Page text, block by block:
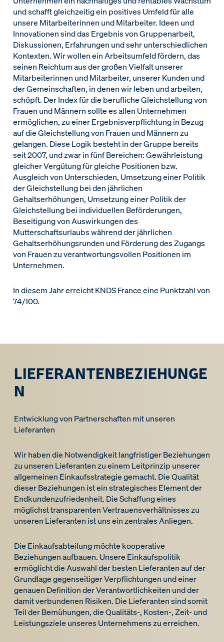
und schafft gleichzeitig ein positives Umfeld für alle
unsere Mitarbeiterinnen und Mitarbeiter. Ideen und
Innovationen sind das Ergebnis von Gruppenarbeit,
Diskussionen, Erfahrungen und sehr unterschiedlichen
Kontexten. Wir wollen ein Arbeitsumfeld fördern, das
seinen Reichtum aus der großen Vielfalt unserer
Mitarbeiterinnen und Mitarbeiter, unserer Kunden und
der Gemeinschaften, in denen wir leben und arbeiten,
schöpft. Der Index für die berufliche Gleichstellung von
Frauen und Männern sollte es allen Unternehmen
ermöglichen, zu einer Ergebnisverpflichtung in Bezug
auf die Gleichstellung von Frauen und Männern zu
gelangen. Diese Logik besteht in der Gruppe bereits
seit 2007, und zwar in fünf Bereichen: Gewährleistung
gleicher Vergütung für gleiche Positionen bzw.
Ausgleich von Unterschieden, Umsetzung einer Politik
der Gleichstellung bei den jährlichen
Gehaltserhöhungen, Umsetzung einer Politik der
Gleichstellung bei individuellen Beförderungen,
Beseitigung von Auswirkungen des
Mutterschaftsurlaubs während der jährlichen
Gehaltserhöhungsrunden und Förderung des Zugangs
von Frauen zu verantwortungsvollen Positionen im
Unternehmen.
In diesem Jahr erreicht KNDS France eine Punktzahl von
74/100.
LIEFERANTENBEZIEHUNGE
N
Entwicklung von Partnerschaften mit unseren
Lieferanten
Wir haben die Notwendigkeit langfristiger Beziehungen
zu unseren Lieferanten zu einem Leitprinzip unserer
allgemeinen Einkaufsstrategie gemacht. Die Qualität
dieser Beziehungen ist ein strategisches Element der
Endkundenzufriedenheit. Die Schaffung eines
möglichst transparenten Vertrauensverhältnisses zu
unseren Lieferanten ist uns ein zentrales Anliegen.
Die Einkaufsabteilung möchte kooperative
Beziehungen aufbauen. Unsere Einkaufspolitik
ermöglicht die Auswahl der besten Lieferanten auf der
Grundlage gegenseitiger Verpflichtungen und einer
genauen Definition der Verantwortlichkeiten und der
damit verbundenen Risiken. Die Lieferanten sind somit
Teil der Bemühungen, die Qualitäts-, Kosten-, Zeit- und
Leistungsziele unseres Unternehmens zu erreichen.